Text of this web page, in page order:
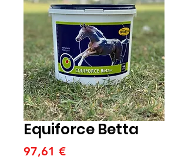
Equiforce Betta
97,61 €Cijena